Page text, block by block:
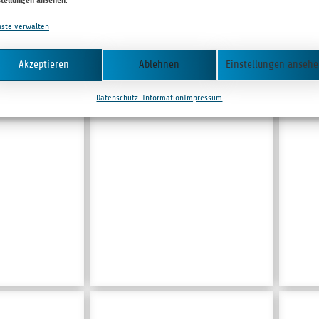
verwalten
Akzeptieren Ablehnen Einstellungen
Datenschutz-InformationImpressum